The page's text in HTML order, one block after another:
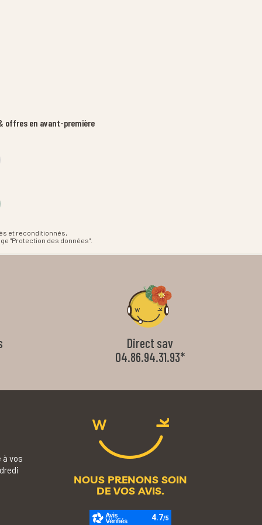
offres en avant-première
et reconditionnés,
"Protection des données".
Direct sav
04.86.94.31.93*
vos
NOUS PRENONS SOIN
DE VOS AVIS.